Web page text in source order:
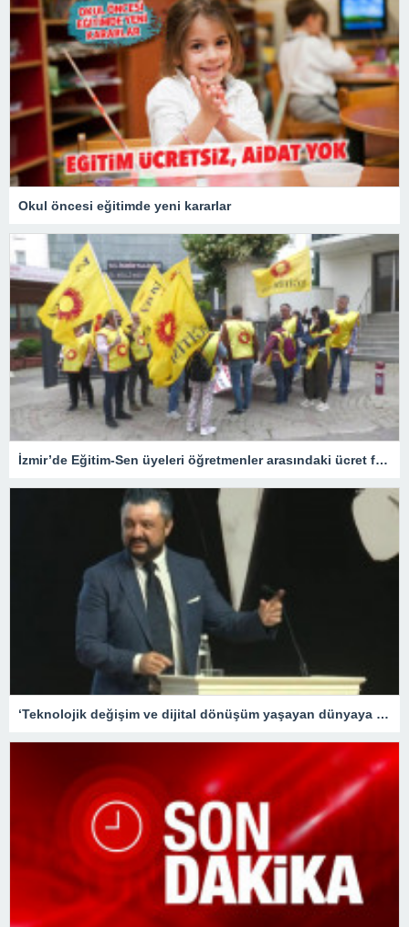
Okul öncesi eğitimde yeni kararlar
İzmir’de Eğitim-Sen üyeleri öğretmenler arasındaki ücret farklılığına tepki gösterdi
‘Teknolojik değişim ve dijital dönüşüm yaşayan dünyaya hızlı adapte olabilecek nesiller yetiştirme gayretindeyiz’